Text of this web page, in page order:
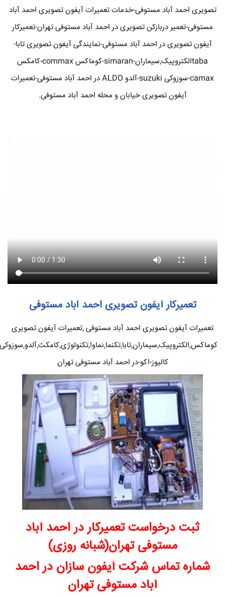
تصویری احمد آباد مستوفی-خدمات تعمیرات آیفون تصویری احمد آباد
مستوفی-تعمیر دربازکن تصویری در احمد آباد مستوفی تهران-تعمیرکار
آیفون تصویری در احمد آباد مستوفی-نمایندگی آیفون تصویری تابا-
tabaالکتروپیک,سیماران-simaran-کوماکس commax-کامکس
camax-سوزوکی suzuki-آلدو ALDO در احمد آباد مستوفی-تعمیرات
آیفون تصویری خیابان و محله احمد آباد مستوفی.
تعمیرکار آیفون تصویری احمد آباد مستوفی
تعمیرات آیفون تصویری احمد آباد مستوفی ,تعمیرات آیفون تصویری
کوماکس,الکتروپیک,سیماران,تابا,تکنما,نماوا,تکنولوژی,کامکث,آلدو,سوزوکی
کالیوز-اکو-در احمد آباد مستوفی تهران
ثبت درخواست تعمیرکار در احمد آباد
مستوفی تهران(شبانه روزی)
شماره تماس شرکت آیفون سازان در احمد
آباد مستوفی تهران